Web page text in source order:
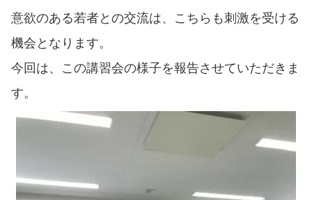
意欲のある若者との交流は、こちらも刺激を受ける
機会となります。
今回は、この講習会の様子を報告させていただきま
す。